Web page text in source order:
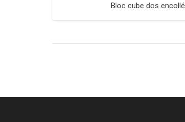
Bloc cube dos encollé